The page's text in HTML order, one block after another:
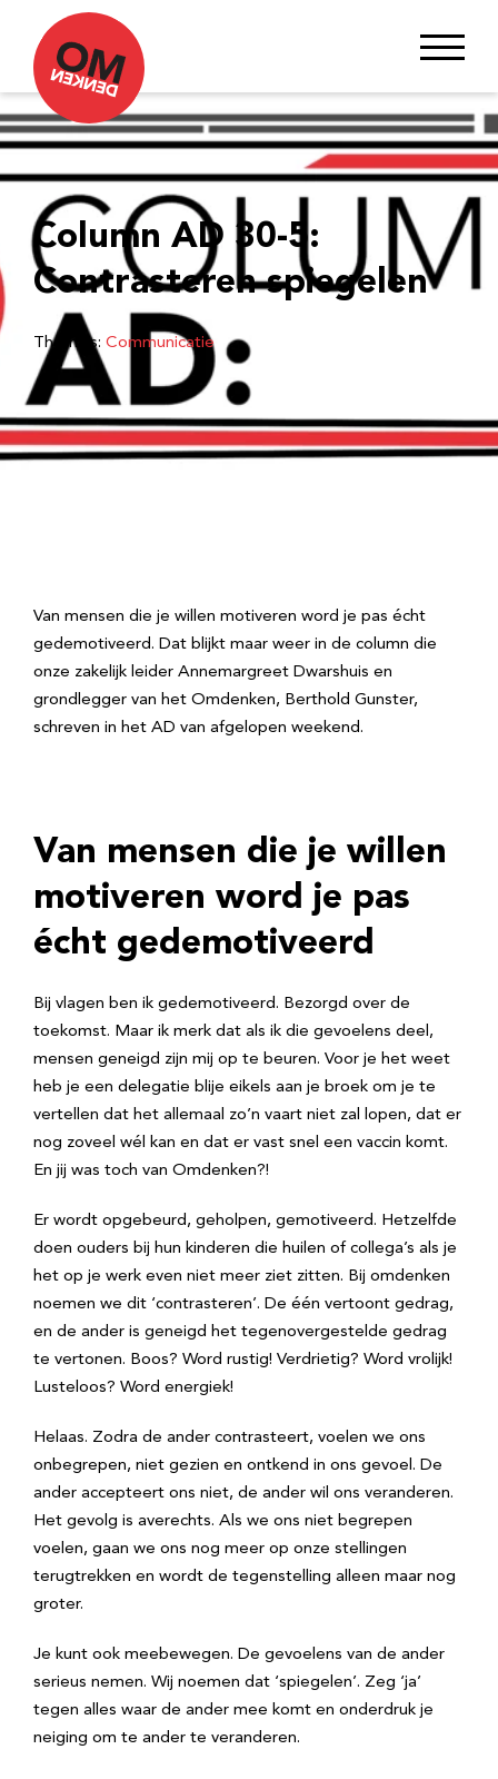
Column AD 30-5:
Contrasteren spiegelen
Thema’s: Communicatie
Van mensen die je willen motiveren word je pas écht
gedemotiveerd. Dat blijkt maar weer in de column die
onze zakelijk leider Annemargreet Dwarshuis en
grondlegger van het Omdenken, Berthold Gunster,
schreven in het AD van afgelopen weekend.
Van mensen die je willen
motiveren word je pas
écht gedemotiveerd
Bij vlagen ben ik gedemotiveerd. Bezorgd over de
toekomst. Maar ik merk dat als ik die gevoelens deel,
mensen geneigd zijn mij op te beuren. Voor je het weet
heb je een delegatie blije eikels aan je broek om je te
vertellen dat het allemaal zo’n vaart niet zal lopen, dat er
nog zoveel wél kan en dat er vast snel een vaccin komt.
En jij was toch van Omdenken?!
Er wordt opgebeurd, geholpen, gemotiveerd. Hetzelfde
doen ouders bij hun kinderen die huilen of collega’s als je
het op je werk even niet meer ziet zitten. Bij omdenken
noemen we dit ‘contrasteren’. De één vertoont gedrag,
en de ander is geneigd het tegenovergestelde gedrag
te vertonen. Boos? Word rustig! Verdrietig? Word vrolijk!
Lusteloos? Word energiek!
Helaas. Zodra de ander contrasteert, voelen we ons
onbegrepen, niet gezien en ontkend in ons gevoel. De
ander accepteert ons niet, de ander wil ons veranderen.
Het gevolg is averechts. Als we ons niet begrepen
voelen, gaan we ons nog meer op onze stellingen
terugtrekken en wordt de tegenstelling alleen maar nog
groter.
Je kunt ook meebewegen. De gevoelens van de ander
serieus nemen. Wij noemen dat ‘spiegelen’. Zeg ‘ja’
tegen alles waar de ander mee komt en onderdruk je
neiging om te ander te veranderen.